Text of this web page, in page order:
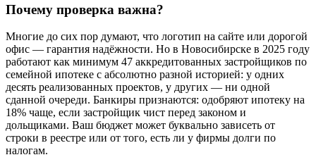
Почему проверка важна?
Многие до сих пор думают, что логотип на сайте или дорогой
офис — гарантия надёжности. Но в Новосибирске в 2025 году
работают как минимум 47 аккредитованных застройщиков по
семейной ипотеке с абсолютно разной историей: у одних
десять реализованных проектов, у других — ни одной
сданной очереди. Банкиры признаются: одобряют ипотеку на
18% чаще, если застройщик чист перед законом и
дольщиками. Ваш бюджет может буквально зависеть от
строки в реестре или от того, есть ли у фирмы долги по
налогам.